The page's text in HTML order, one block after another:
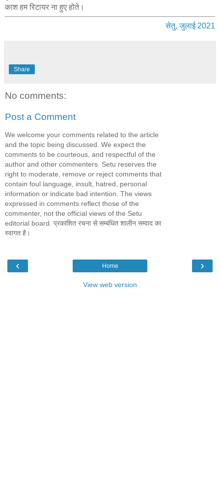
काश हम रिटायर ना हुए होते।
सेतु, जुलाई 2021
Share
No comments:
Post a Comment
We welcome your comments related to the article
and the topic being discussed. We expect the
comments to be courteous, and respectful of the
author and other commenters. Setu reserves the
right to moderate, remove or reject comments that
contain foul language, insult, hatred, personal
information or indicate bad intention. The views
expressed in comments reflect those of the
commenter, not the official views of the Setu
editorial board. प्रकाशित रचना से सम्बंधित शालीन सम्वाद का
स्वागत है।
‹ ›
Home
View web version